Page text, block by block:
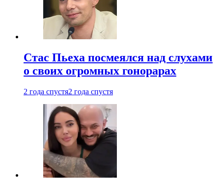
Стас Пьеха посмеялся над слухами
о своих огромных гонорарах
2 года спустя2 года спустя